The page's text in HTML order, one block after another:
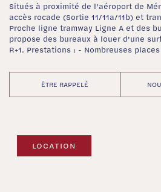
Situés à proximité de l'aéroport de
accès rocade (Sortie 11/11a/11b) et
Proche ligne tramway Ligne A et des
propose des bureaux à louer d'une
R+1. Prestations : - Nombreuses
ÊTRE RAPPELÉ
LOCATION